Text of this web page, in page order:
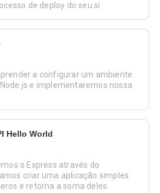
de deploy do seu si
a configurar um ambiente
e implementaremos nossa
Hello World
o Express através do
criar uma aplicação simples
e retorna a soma deles.